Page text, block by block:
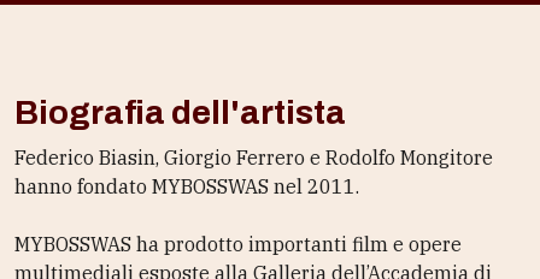
Biografia dell'artista
Federico Biasin, Giorgio Ferrero e Rodolfo Mongitore
hanno fondato MYBOSSWAS nel 2011.
MYBOSSWAS ha prodotto importanti film e opere
multimediali esposte alla Galleria dell’Accademia di